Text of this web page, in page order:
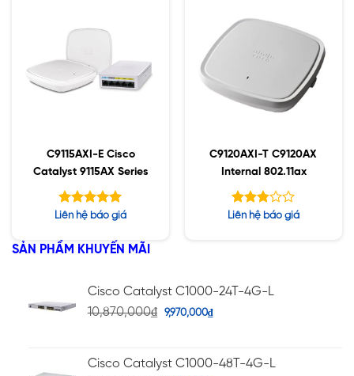
C9115AXI-E Cisco
Catalyst 9115AX Series
Được xếp
5 sao
Liên hệ báo giá
C9120AXI-T C9120AX
Internal 802.11ax
Được
Liên hệ báo giá
SẢN PHẨM KHUYẾN MÃI
Cisco Catalyst C1000-24T-4G-L
10,870,000₫ 9,970,000₫
Cisco Catalyst C1000-48T-4G-L